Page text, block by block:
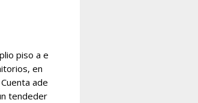
piso a e
en
ade
tendeder